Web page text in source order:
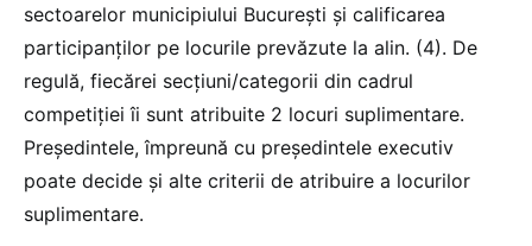
sectoarelor municipiului București şi calificarea
participanţilor pe locurile prevăzute la alin. (4). De
regulă, fiecărei secțiuni/categorii din cadrul
competiției îi sunt atribuite 2 locuri suplimentare.
Președintele, împreună cu președintele executiv
poate decide și alte criterii de atribuire a locurilor
suplimentare.